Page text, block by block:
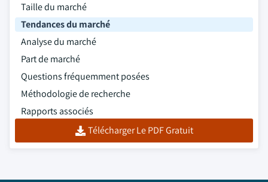
Taille du marché
Tendances du marché
Analyse du marché
Part de marché
Questions fréquemment posées
Méthodologie de recherche
Rapports associés
Télécharger Le PDF Gratuit